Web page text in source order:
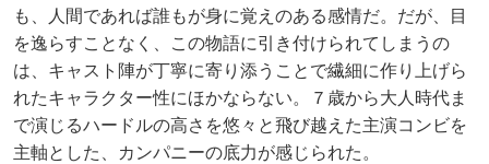
も、人間であれば誰もが身に覚えのある感情だ。だが、目
を逸らすことなく、この物語に引き付けられてしまうの
は、キャスト陣が丁寧に寄り添うことで繊細に作り上げら
れたキャラクター性にほかならない。７歳から大人時代ま
で演じるハードルの高さを悠々と飛び越えた主演コンビを
主軸とした、カンパニーの底力が感じられた。